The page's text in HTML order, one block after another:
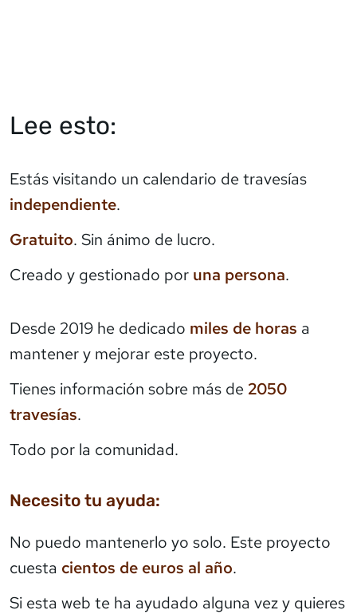
Lee esto:
Estás visitando un calendario de travesías
independiente.
Gratuito. Sin ánimo de lucro.
Creado y gestionado por una persona.
Desde 2019 he dedicado miles de horas a
mantener y mejorar este proyecto.
Tienes información sobre más de 2050
travesías.
Todo por la comunidad.
Necesito tu ayuda:
No puedo mantenerlo yo solo. Este proyecto
cuesta cientos de euros al año.
Si esta web te ha ayudado alguna vez y quieres